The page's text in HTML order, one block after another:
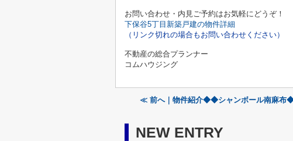
お問い合わせ・内見ご予約はお気軽にどうぞ！
下保谷5丁目新築戸建の物件詳細
（リンク切れの場合もお問い合わせください）
不動産の総合プランナー
コムハウジング
≪ 前へ｜物件紹介◆◆シャンボール南麻布
NEW ENTRY